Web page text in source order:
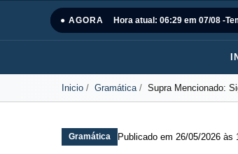
● AGORA Hora atual: 06:29 em 07/08 -
Inicio Gramática Supra Mencionado:
Gramática Publicado em 26/05/2026 às